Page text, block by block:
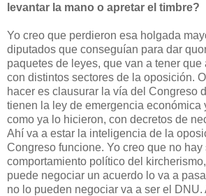
levantar la mano o apretar el timbre?
Yo creo que perdieron esa holgada
diputados que conseguían para dar
paquetes de leyes, que van a tener
con distintos sectores de la oposición.
hacer es clausurar la vía del Congreso
tienen la ley de emergencia económica
como ya lo hicieron, con decretos de
Ahí va a estar la inteligencia de la
Congreso funcione. Yo creo que no hay
comportamiento político del
puede negociar un acuerdo lo va a
no lo pueden negociar va a ser el